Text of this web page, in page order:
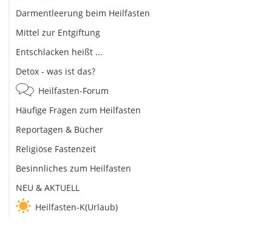
Darmentleerung beim Heilfasten
Mittel zur Entgiftung
Entschlacken heißt ...
Detox - was ist das?
Heilfasten-Forum
Häufige Fragen zum Heilfasten
Reportagen & Bücher
Religiöse Fastenzeit
Besinnliches zum Heilfasten
NEU & AKTUELL
Heilfasten-K(Urlaub)